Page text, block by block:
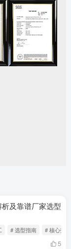
及靠谱厂家选型
# 选型指南 # 核心技术
5